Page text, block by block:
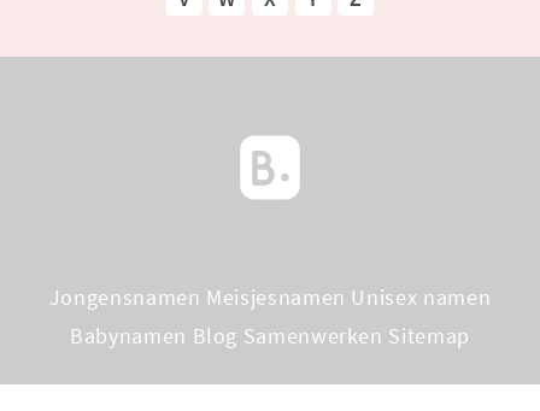
Jongensnamen Meisjesnamen Unisex namen
Babynamen Blog Samenwerken Sitemap